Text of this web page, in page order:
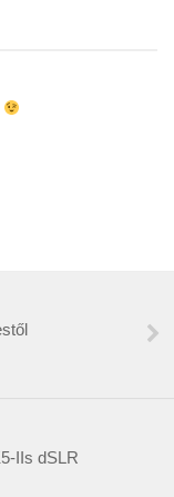
IIs dSLR